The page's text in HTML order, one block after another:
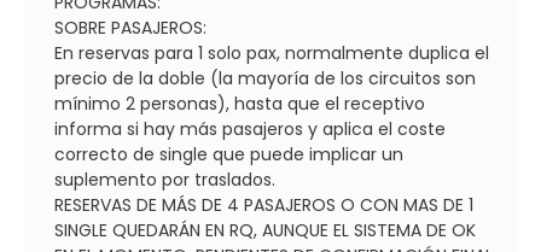
SOBRE PASAJEROS:
En reservas para 1 solo pax, normalmente duplica el
precio de la doble (la mayoría de los circuitos son
mínimo 2 personas), hasta que el receptivo
informa si hay más pasajeros y aplica el coste
correcto de single que puede implicar un
suplemento por traslados.
RESERVAS DE MÁS DE 4 PASAJEROS O CON MAS DE 1
SINGLE QUEDARÁN EN RQ, AUNQUE EL SISTEMA DE OK